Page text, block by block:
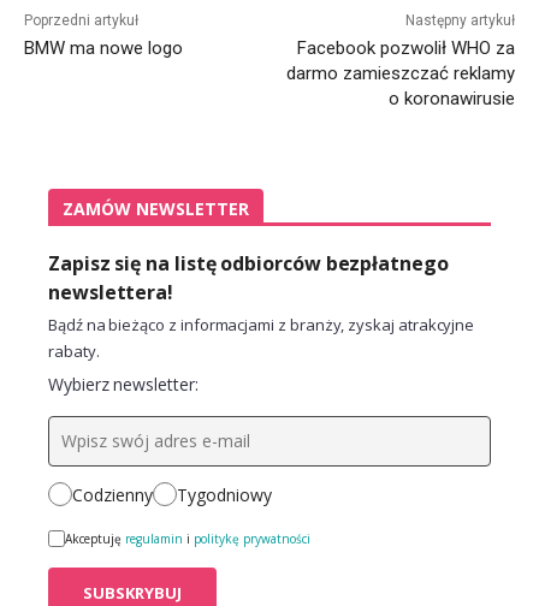
Poprzedni artykuł
BMW ma nowe logo
Następny artykuł
Facebook pozwolił WHO za
darmo zamieszczać reklamy
o koronawirusie
ZAMÓW NEWSLETTER
Zapisz się na listę odbiorców bezpłatnego
newslettera!
Bądź na bieżąco z informacjami z branży, zyskaj atrakcyjne
rabaty.
Wybierz newsletter:
Codzienny Tygodniowy
Akceptuję regulamin i politykę prywatności